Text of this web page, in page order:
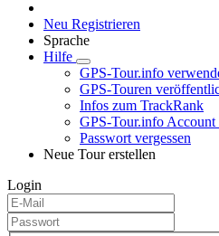
Neu Registrieren
Sprache
Hilfe
GPS-Tour.info
GPS-Touren
Infos zum TrackRank
GPS-Tour.info Account
Passwort vergessen
Neue Tour erstellen
Login